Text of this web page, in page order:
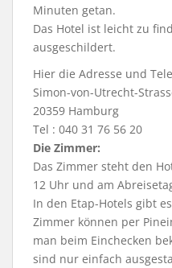
Minuten getan.
Das Hotel ist leicht zu
ausgeschildert.
Hier die Adresse und
Simon-von-Utrecht-
20359 Hamburg
Tel : 040 31 76 56 20
Die Zimmer:
Das Zimmer steht den
12 Uhr und am
In den Etap-Hotels gibt
Zimmer können per
man beim Einchecken
sind nur einfach